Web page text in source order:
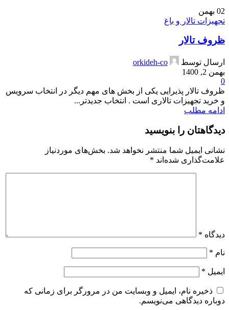
02 بهمن
تجهیزات تالار و باغ
ظروف تالار
ارسال توسط
orkideh-co
بهمن 2, 1400
0
ظروف تالار پذیرایی یکی از بخش های مهم دیگر در انتخاب سرویس
و خرید تجهیزات تالاری است . انتخاب جدیدتر...
ادامه مطلب
دیدگاهتان را بنویسید
نشانی ایمیل شما منتشر نخواهد شد. بخش‌های موردنیاز
علامت‌گذاری شده‌اند *
دیدگاه *
نام *
ایمیل *
ذخیره نام، ایمیل و وبسایت من در مرورگر برای زمانی که
دوباره دیدگاهی می‌نویسم.